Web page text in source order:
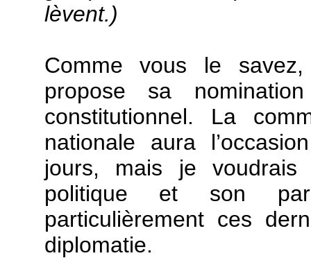
lèvent.)
Comme vous le
propose sa
constitutionnel. La
nationale aura
jours, mais je voudrais
politique et son
particulièrement ces
diplomatie.